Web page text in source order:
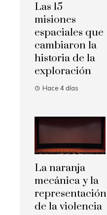
Las 15
misiones
espaciales que
cambiaron la
historia de la
exploración
Hace 4 días
La naranja
mecánica y la
representación
de la violencia